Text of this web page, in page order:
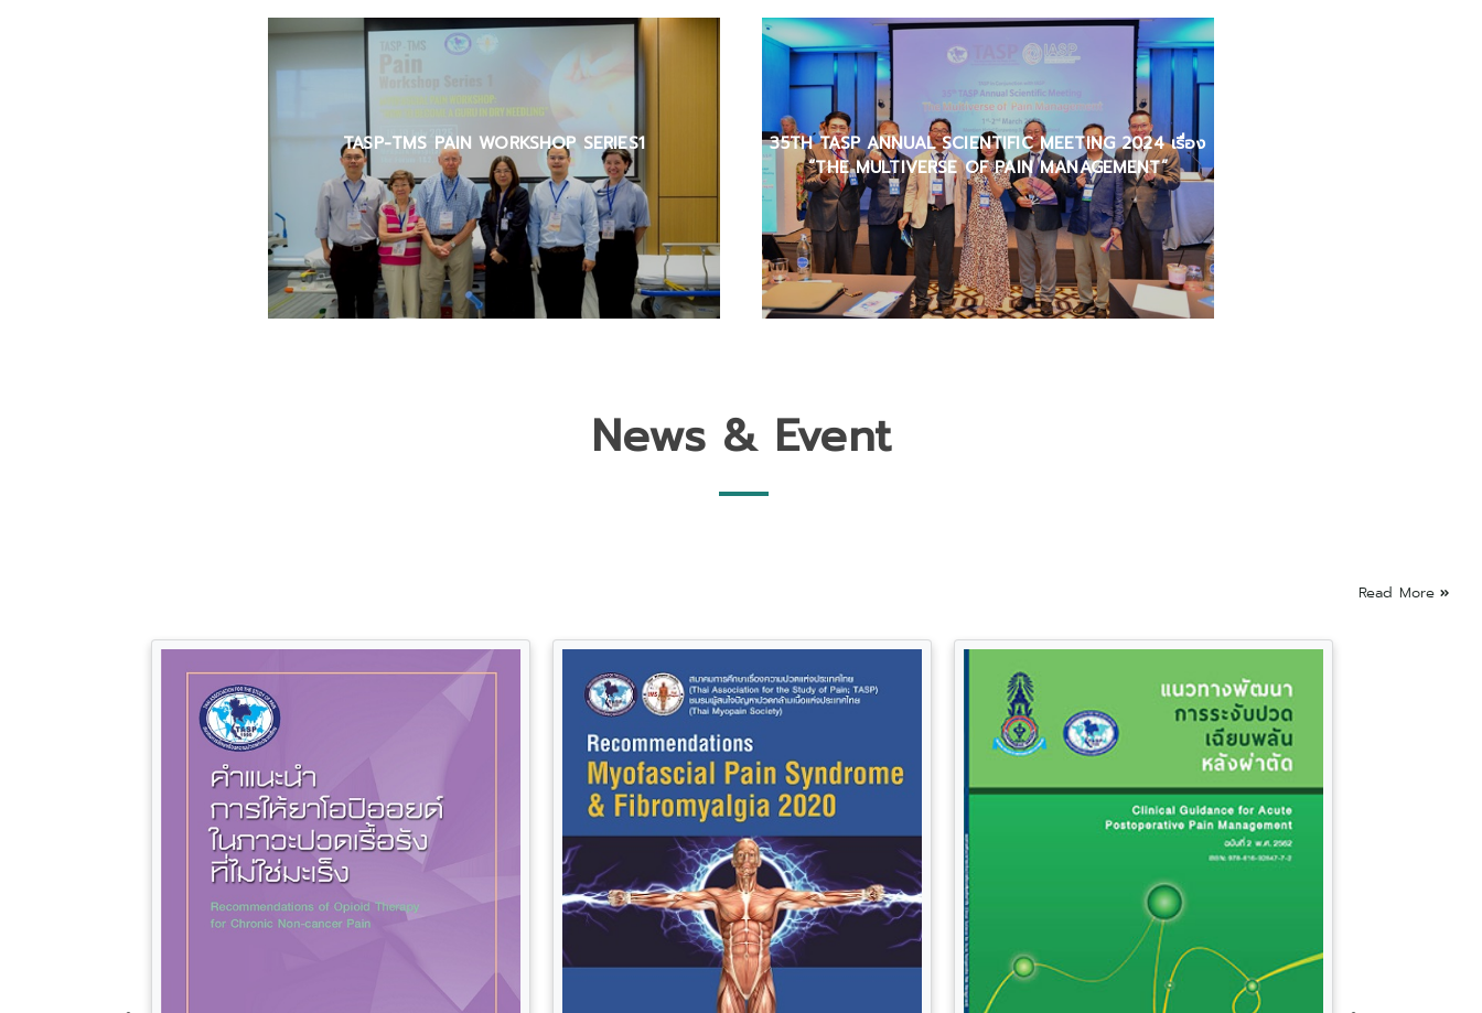
TASP-TMS PAIN WORKSHOP SERIES1
35TH TASP ANNUAL SCIENTIFIC MEETING 2024 เรื่อง
“THE MULTIVERSE OF PAIN MANAGEMENT”
News & Event
Read More